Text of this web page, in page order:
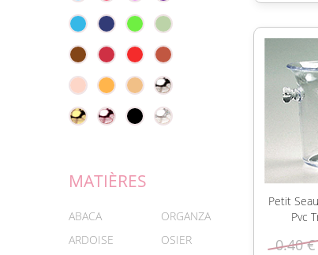
MATIÈRES
ABACA
ARDOISE
ORGANZA
OSIER
Petit
Pvc
0.40 €